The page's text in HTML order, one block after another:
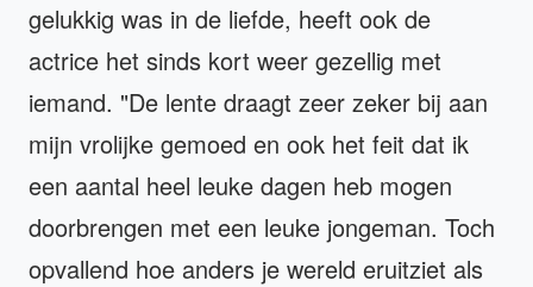
gelukkig was in de liefde, heeft ook de
actrice het sinds kort weer gezellig met
iemand. "De lente draagt zeer zeker bij aan
mijn vrolijke gemoed en ook het feit dat ik
een aantal heel leuke dagen heb mogen
doorbrengen met een leuke jongeman. Toch
opvallend hoe anders je wereld eruitziet als